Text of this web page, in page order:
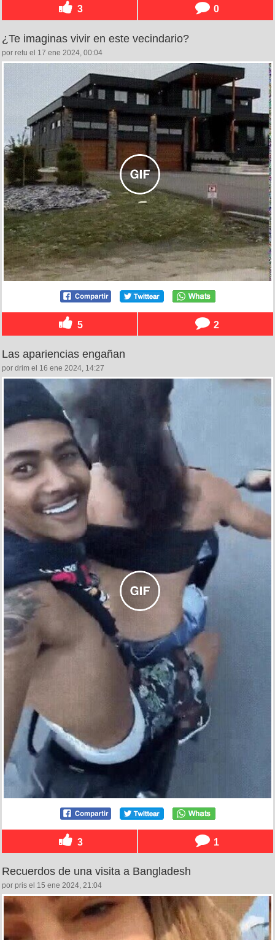
3 0
¿Te imaginas vivir en este vecindario?
por retu el 17 ene 2024, 00:04
5 2
Las apariencias engañan
por drim el 16 ene 2024, 14:27
3 1
Recuerdos de una visita a Bangladesh
por pris el 15 ene 2024, 21:04